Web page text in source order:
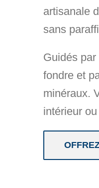
artisanale
sans
Guidés par
fondre et
minéraux.
intérieur